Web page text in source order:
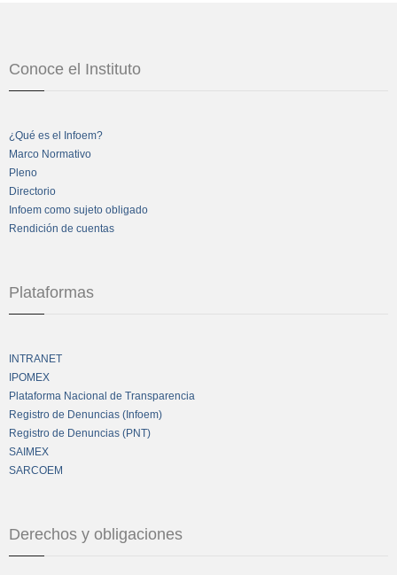
Conoce el Instituto
¿Qué es el Infoem?
Marco Normativo
Pleno
Directorio
Infoem como sujeto obligado
Rendición de cuentas
Plataformas
INTRANET
IPOMEX
Plataforma Nacional de Transparencia
Registro de Denuncias (Infoem)
Registro de Denuncias (PNT)
SAIMEX
SARCOEM
Derechos y obligaciones